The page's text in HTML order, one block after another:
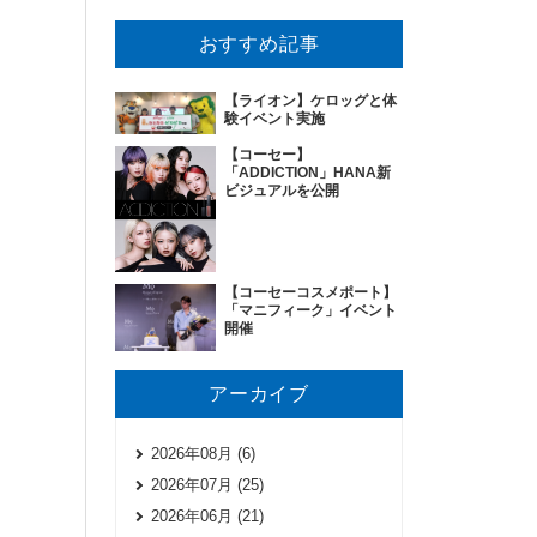
おすすめ記事
【ライオン】ケロッグと体
験イベント実施
【コーセー】
「ADDICTION」HANA新
ビジュアルを公開
【コーセーコスメポート】
「マニフィーク」イベント
開催
アーカイブ
2026年08月 (6)
2026年07月 (25)
2026年06月 (21)